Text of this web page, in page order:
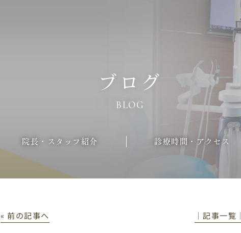
ブログ
BLOG
院長・スタッフ紹介 診療時間・アクセス
« 前の記事へ │記事一覧│